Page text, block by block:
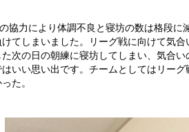
協力により体調不良と寝坊の数は格段に
てしまいました。リーグ戦に向けて気
次の日の朝練に寝坊してしまい、気合
いい思い出です。チームとしてはリー
た。